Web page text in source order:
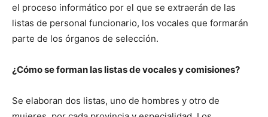
el proceso informático por el que se extraerán de las
listas de personal funcionario, los vocales que formarán
parte de los órganos de selección.
¿Cómo se forman las listas de vocales y comisiones?
Se elaboran dos listas, uno de hombres y otro de